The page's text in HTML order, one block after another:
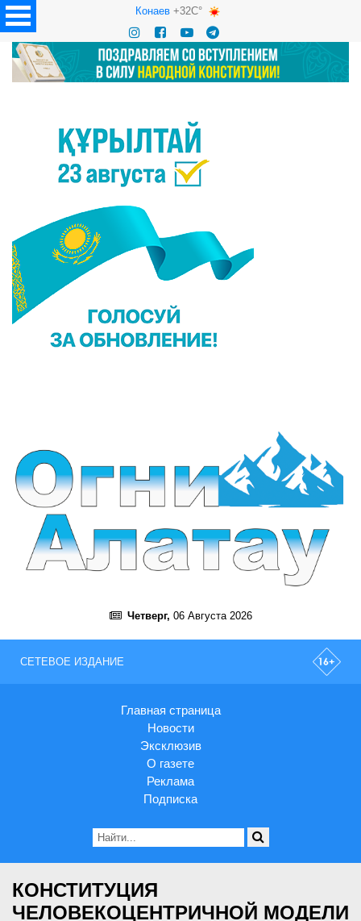
Конаев+32C°
Четверг, 06 Августа 2026
СЕТЕВОЕ ИЗДАНИЕ
Главная страница
Новости
Эксклюзив
О газете
Реклама
Подписка
КОНСТИТУЦИЯ
ЧЕЛОВЕКОЦЕНТРИЧНОЙ МОДЕЛИ